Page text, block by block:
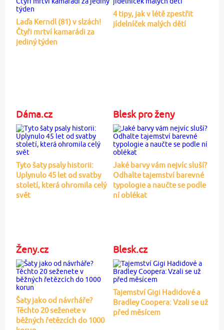
Laďa Kerndl (81) v slzách!
Čtyři mrtví kamarádi za
jediný týden
4 tipy, jak v létě zpestřit
jídelníček malých dětí
Dáma.cz
Tyto šaty psaly historii:
Uplynulo 45 let od svatby
století, která ohromila celý
svět
Blesk pro ženy
Jaké barvy vám nejvíc sluší?
Odhalte tajemství barevné
typologie a naučte se podle
ní oblékat
Ženy.cz
Šaty jako od návrháře?
Těchto 20 seženete v
běžných řetězcích do 1000
Blesk.cz
Tajemství Gigi Hadidové a
Bradley Coopera: Vzali se už
před měsícem